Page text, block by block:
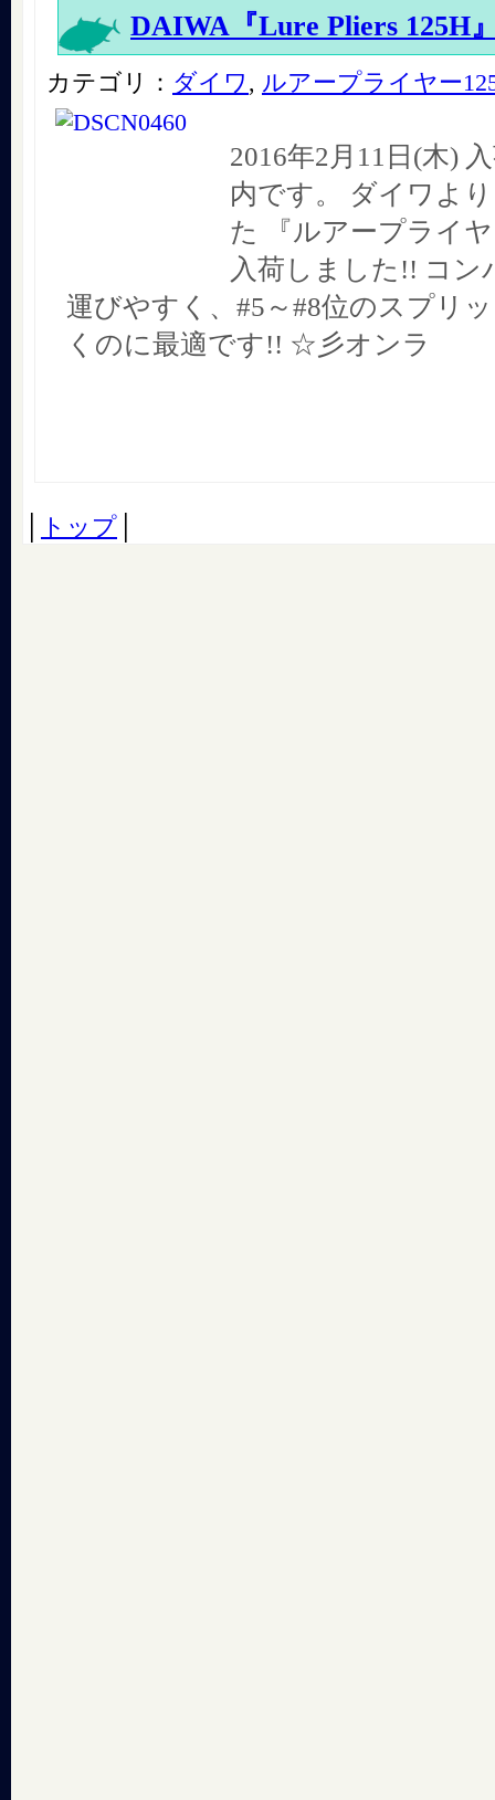
DAIWA『Lure Pliers 125H
カテゴリ： ダイワ , ルアープライヤー
2016年2月11日(木)
内です。 ダイワよ
た 『ルアープライ
入荷しました!! コン
運びやすく、#5～#8位のスプリ
くのに最適です!! ☆彡オンラ
トップ